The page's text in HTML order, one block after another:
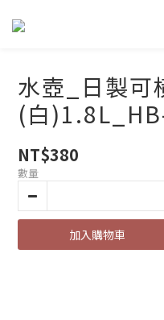
水壺_日製可
(白
NT$380
數量
加入購物車